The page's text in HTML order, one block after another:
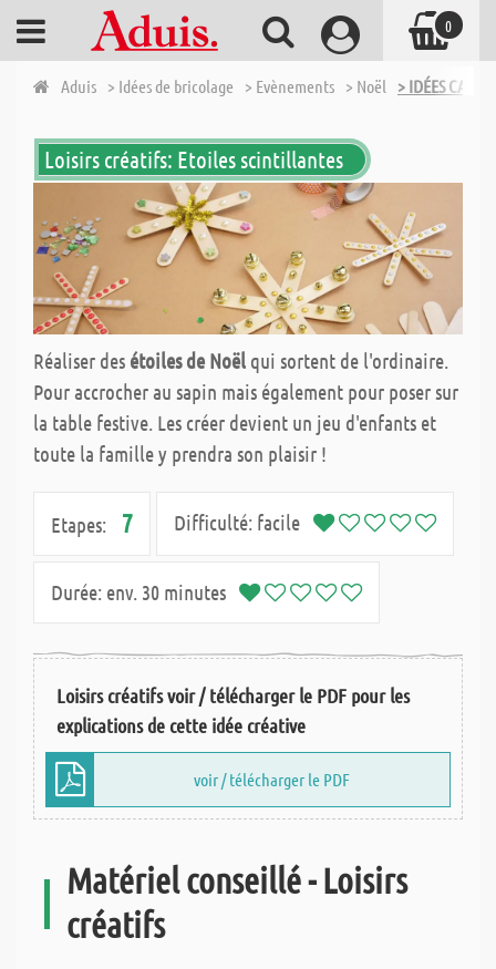
Aduis > Idées de bricolage > Evènements > Noël > IDÉES
Loisirs créatifs: Etoiles scintillantes
Réaliser des étoiles de Noël qui sortent de l'ordinaire.
Pour accrocher au sapin mais également pour poser sur
la table festive. Les créer devient un jeu d'enfants et
toute la famille y prendra son plaisir !
Etapes: 7 Difficulté: facile
Durée: env. 30 minutes
Loisirs créatifs voir / télécharger le PDF pour les
explications de cette idée créative
voir / télécharger le PDF
Matériel conseillé - Loisirs
créatifs
0